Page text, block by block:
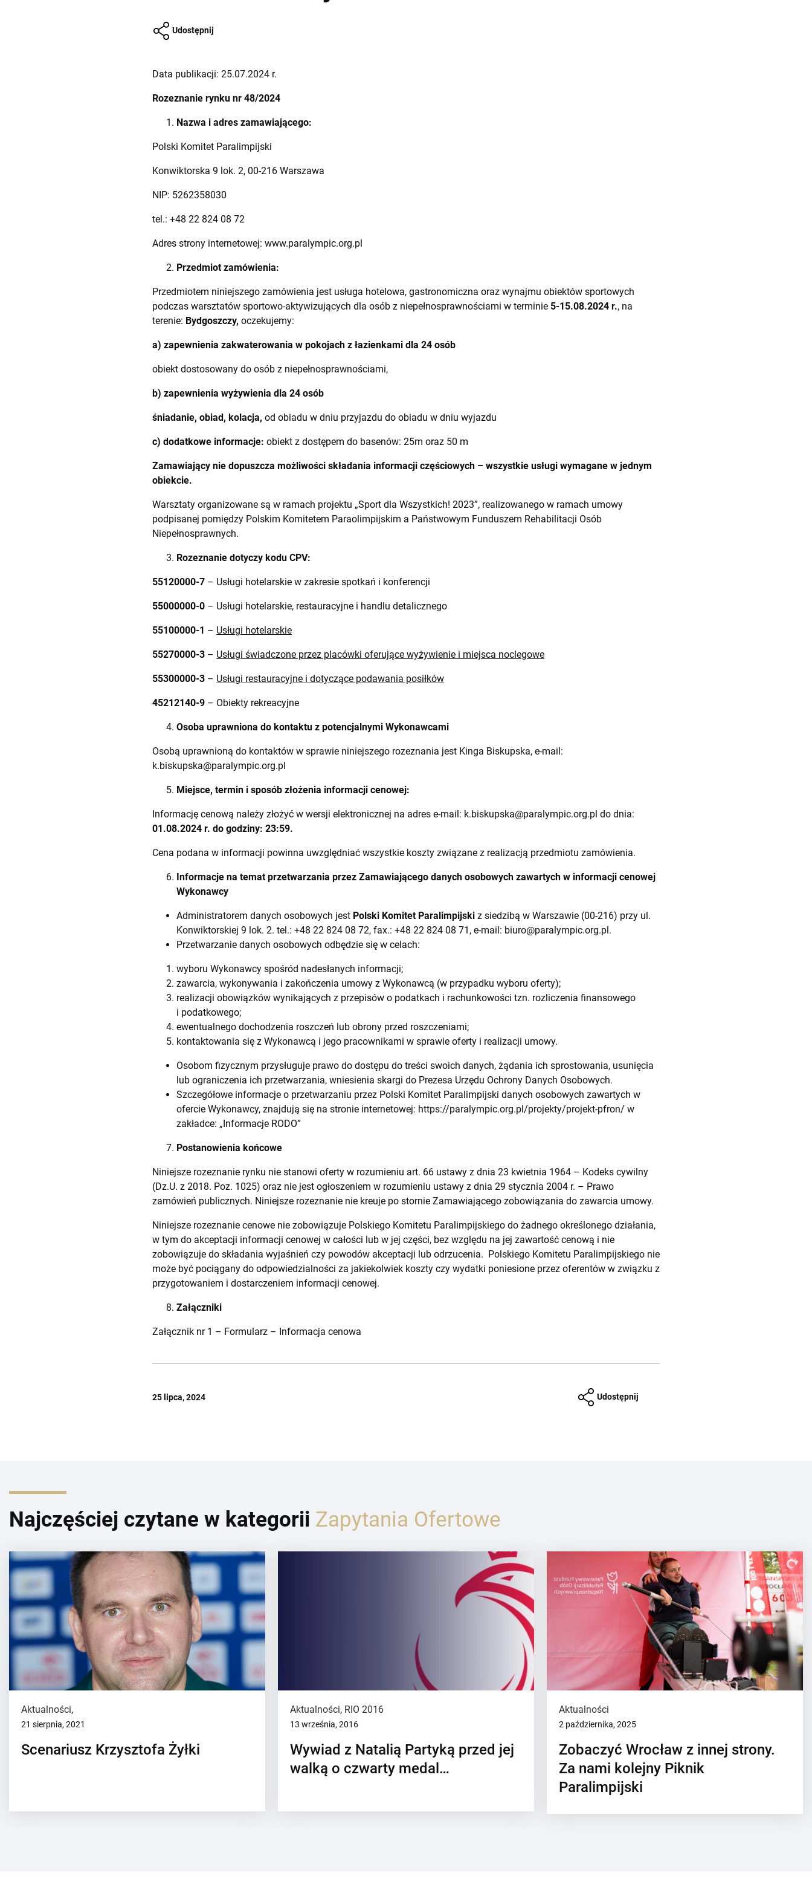
Udostępnij
Data publikacji: 25.07.2024 r.
Rozeznanie rynku nr 48/2024
Nazwa i adres zamawiającego:
Polski Komitet Paralimpijski
Konwiktorska 9 lok. 2, 00-216 Warszawa
NIP: 5262358030
tel.: +48 22 824 08 72
Adres strony internetowej: www.paralympic.org.pl
Przedmiot zamówienia:
Przedmiotem niniejszego zamówienia jest usługa hotelowa, gastronomiczna oraz wynajmu obiektów sportowych
podczas warsztatów sportowo-aktywizujących dla osób z niepełnosprawnościami w terminie 5-15.08.2024 r., na
terenie: Bydgoszczy, oczekujemy:
a) zapewnienia zakwaterowania w pokojach z łazienkami dla 24 osób
obiekt dostosowany do osób z niepełnosprawnościami,
b) zapewnienia wyżywienia dla 24 osób
śniadanie, obiad, kolacja, od obiadu w dniu przyjazdu do obiadu w dniu wyjazdu
c) dodatkowe informacje: obiekt z dostępem do basenów: 25m oraz 50 m
Zamawiający nie dopuszcza możliwości składania informacji częściowych – wszystkie usługi wymagane w jednym
obiekcie.
Warsztaty organizowane są w ramach projektu „Sport dla Wszystkich! 2023”, realizowanego w ramach umowy
podpisanej pomiędzy Polskim Komitetem Paraolimpijskim a Państwowym Funduszem Rehabilitacji Osób
Niepełnosprawnych.
Rozeznanie dotyczy kodu CPV:
55120000-7 – Usługi hotelarskie w zakresie spotkań i konferencji
55000000-0 – Usługi hotelarskie, restauracyjne i handlu detalicznego
55100000-1 – Usługi hotelarskie
55270000-3 – Usługi świadczone przez placówki oferujące wyżywienie i miejsca noclegowe
55300000-3 – Usługi restauracyjne i dotyczące podawania posiłków
45212140-9 – Obiekty rekreacyjne
Osoba uprawniona do kontaktu z potencjalnymi Wykonawcami
Osobą uprawnioną do kontaktów w sprawie niniejszego rozeznania jest Kinga Biskupska, e-mail:
k.biskupska@paralympic.org.pl
Miejsce, termin i sposób złożenia informacji cenowej:
Informację cenową należy złożyć w wersji elektronicznej na adres e-mail: k.biskupska@paralympic.org.pl do dnia:
01.08.2024 r. do godziny: 23:59.
Cena podana w informacji powinna uwzględniać wszystkie koszty związane z realizacją przedmiotu zamówienia.
Informacje na temat przetwarzania przez Zamawiającego danych osobowych zawartych w informacji cenowej
Wykonawcy
Administratorem danych osobowych jest Polski Komitet Paralimpijski z siedzibą w Warszawie (00-216) przy ul.
Konwiktorskiej 9 lok. 2. tel.: +48 22 824 08 72, fax.: +48 22 824 08 71, e-mail: biuro@paralympic.org.pl.
Przetwarzanie danych osobowych odbędzie się w celach:
wyboru Wykonawcy spośród nadesłanych informacji;
zawarcia, wykonywania i zakończenia umowy z Wykonawcą (w przypadku wyboru oferty);
realizacji obowiązków wynikających z przepisów o podatkach i rachunkowości tzn. rozliczenia finansowego
i podatkowego;
ewentualnego dochodzenia roszczeń lub obrony przed roszczeniami;
kontaktowania się z Wykonawcą i jego pracownikami w sprawie oferty i realizacji umowy.
Osobom fizycznym przysługuje prawo do dostępu do treści swoich danych, żądania ich sprostowania, usunięcia
lub ograniczenia ich przetwarzania, wniesienia skargi do Prezesa Urzędu Ochrony Danych Osobowych.
Szczegółowe informacje o przetwarzaniu przez Polski Komitet Paralimpijski danych osobowych zawartych w
ofercie Wykonawcy, znajdują się na stronie internetowej: https://paralympic.org.pl/projekty/projekt-pfron/ w
zakładce: „Informacje RODO”
Postanowienia końcowe
Niniejsze rozeznanie rynku nie stanowi oferty w rozumieniu art. 66 ustawy z dnia 23 kwietnia 1964 – Kodeks cywilny
(Dz.U. z 2018. Poz. 1025) oraz nie jest ogłoszeniem w rozumieniu ustawy z dnia 29 stycznia 2004 r. – Prawo
zamówień publicznych. Niniejsze rozeznanie nie kreuje po stornie Zamawiającego zobowiązania do zawarcia umowy.
Niniejsze rozeznanie cenowe nie zobowiązuje Polskiego Komitetu Paralimpijskiego do żadnego określonego działania,
w tym do akceptacji informacji cenowej w całości lub w jej części, bez względu na jej zawartość cenową i nie
zobowiązuje do składania wyjaśnień czy powodów akceptacji lub odrzucenia. Polskiego Komitetu Paralimpijskiego nie
może być pociągany do odpowiedzialności za jakiekolwiek koszty czy wydatki poniesione przez oferentów w związku z
przygotowaniem i dostarczeniem informacji cenowej.
Załączniki
Załącznik nr 1 – Formularz – Informacja cenowa
25 lipca, 2024 Udostępnij
Najczęściej czytane w kategorii Zapytania Ofertowe
Aktualności,
21 sierpnia, 2021
Scenariusz Krzysztofa Żyłki
Aktualności, RIO 2016
13 września, 2016
Wywiad z Natalią Partyką przed jej
walką o czwarty medal…
Aktualności
2 października, 2025
Zobaczyć Wrocław z innej strony.
Za nami kolejny Piknik
Paralimpijski